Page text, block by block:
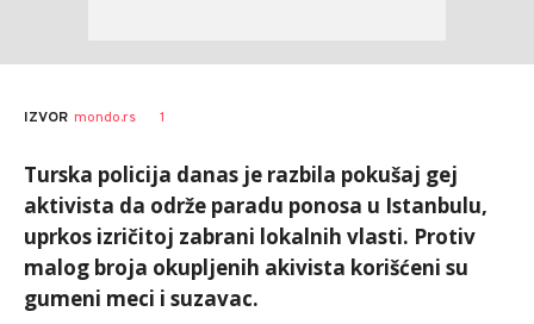
IZVOR mondo.rs 1
Turska policija danas je razbila pokušaj gej
aktivista da održe paradu ponosa u Istanbulu,
uprkos izričitoj zabrani lokalnih vlasti. Protiv
malog broja okupljenih akivista korišćeni su
gumeni meci i suzavac.